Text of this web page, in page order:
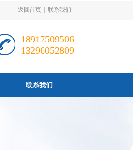
返回首页 联系我们
18917509506
13296052809
联系我们